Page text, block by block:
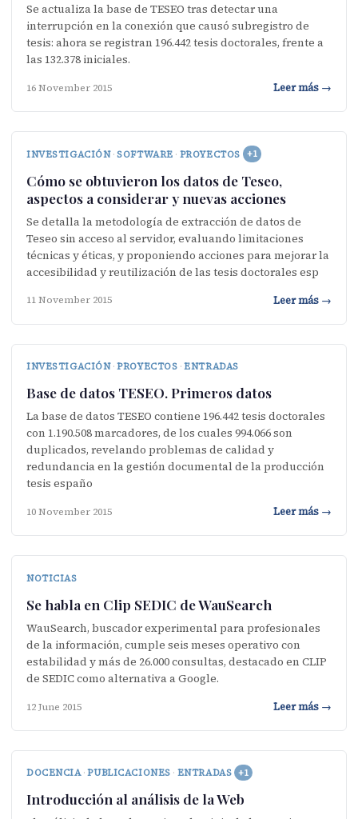
Se actualiza la base de TESEO tras detectar una
interrupción en la conexión que causó subregistro de
tesis: ahora se registran 196.442 tesis doctorales, frente a
las 132.378 iniciales.
16 November 2015 Leer más →
INVESTIGACIÓN · SOFTWARE · PROYECTOS +1
Cómo se obtuvieron los datos de Teseo,
aspectos a considerar y nuevas acciones
Se detalla la metodología de extracción de datos de
Teseo sin acceso al servidor, evaluando limitaciones
técnicas y éticas, y proponiendo acciones para mejorar la
accesibilidad y reutilización de las tesis doctorales esp
11 November 2015 Leer más →
INVESTIGACIÓN · PROYECTOS · ENTRADAS
Base de datos TESEO. Primeros datos
La base de datos TESEO contiene 196.442 tesis doctorales
con 1.190.508 marcadores, de los cuales 994.066 son
duplicados, revelando problemas de calidad y
redundancia en la gestión documental de la producción
tesis españo
10 November 2015 Leer más →
NOTICIAS
Se habla en Clip SEDIC de WauSearch
WauSearch, buscador experimental para profesionales
de la información, cumple seis meses operativo con
estabilidad y más de 26.000 consultas, destacado en CLIP
de SEDIC como alternativa a Google.
12 June 2015 Leer más →
DOCENCIA · PUBLICACIONES · ENTRADAS +1
Introducción al análisis de la Web